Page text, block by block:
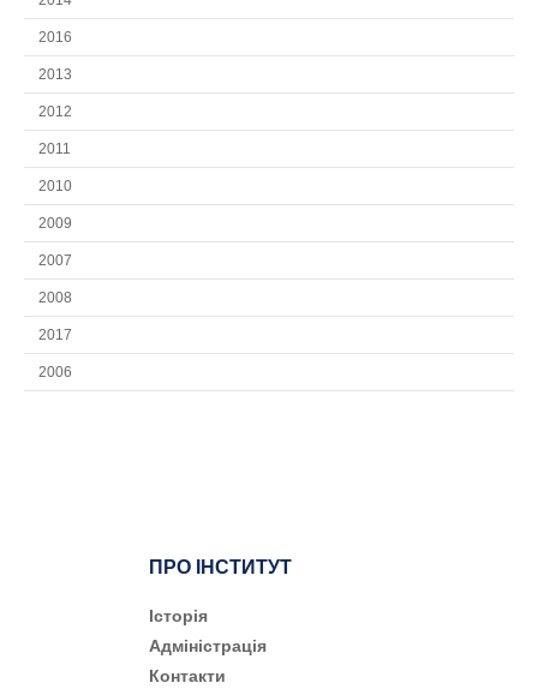
2016
2013
2012
2011
2010
2009
2007
2008
2017
2006
ПРО ІНСТИТУТ
Історія
Адміністрація
Контакти